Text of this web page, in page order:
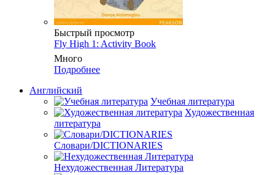
Быстрый просмотр
Fly High 1: Activity Book
Много
Подробнее
Английский
Учебная литература
Художественная
литература
Словари/DICTIONARIES
Нехудожественная Литература